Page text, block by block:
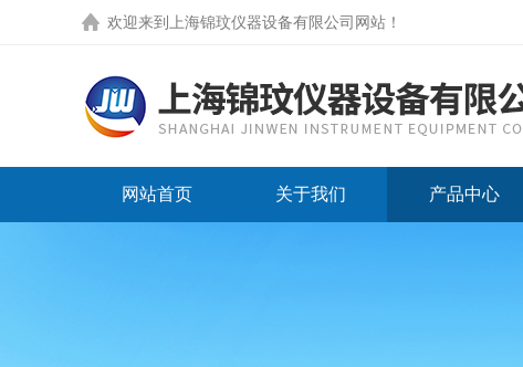
欢迎来到 上海锦玟仪器设备有限公司网站 ！
网站首页 关于我们 产品中心